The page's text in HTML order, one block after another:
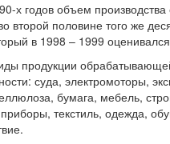
х годов объем производства
второй половине того же
в 1998 – 1999
продукции
суда, электромоторы,
бумага, мебель,
текстиль, одежда,